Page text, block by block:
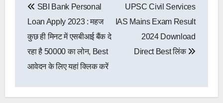
navigation
SBI Bank Personal
Loan Apply 2023 : महज
कुछ ही मिनट में एसबीआई बैंक दे
रहा है 50000 का लोन, Best
आवेदन के लिए यहां क्लिक करें
UPSC Civil Services
IAS Mains Exam Result
2024 Download
Direct Best लिंक